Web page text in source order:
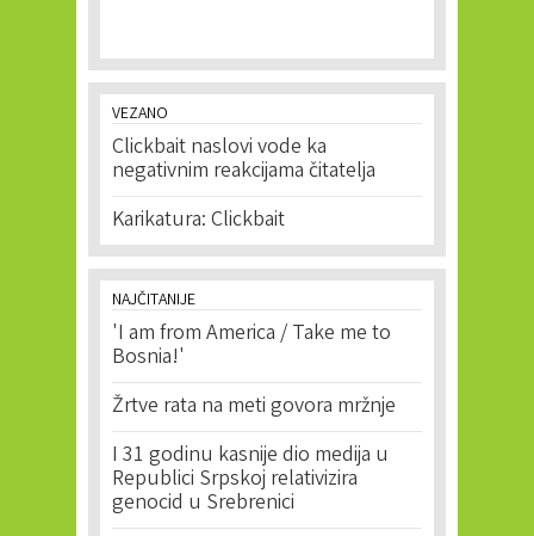
VEZANO
Clickbait naslovi vode ka
negativnim reakcijama čitatelja
Karikatura: Clickbait
NAJČITANIJE
'I am from America / Take me to
Bosnia!'
Žrtve rata na meti govora mržnje
I 31 godinu kasnije dio medija u
Republici Srpskoj relativizira
genocid u Srebrenici